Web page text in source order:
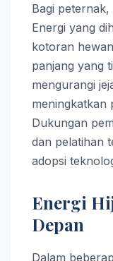
Bagi
Energi yang
kotoran
panjang yang
mengurangi
meningkatkan
Dukungan
dan pelatihan
adopsi
Energi
Depan
Dalam